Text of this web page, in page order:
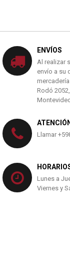
ENVÍOS
Al realizar
envío a su
Rodó
Llamar
Lunes a
Viernes y